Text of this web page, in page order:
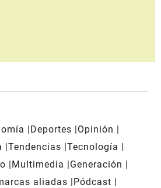
Deportes
Opinión
Tendencias Tecnología
Multimedia
Generación
aliadas
Pódcast